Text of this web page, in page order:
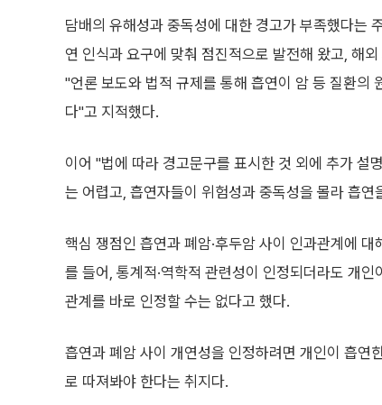
담배의 유해성과 중독성에 대한 경고가 부족했다는
연 인식과 요구에 맞춰 점진적으로 발전해 왔고, 해
"언론 보도와 법적 규제를 통해 흡연이 암 등 질환의
다"고 지적했다.
이어 "법에 따라 경고문구를 표시한 것 외에 추가 설
는 어렵고, 흡연자들이 위험성과 중독성을 몰라 흡
핵심 쟁점인 흡연과 폐암·후두암 사이 인과관계에
를 들어, 통계적·역학적 관련성이 인정되더라도 개
관계를 바로 인정할 수는 없다고 했다.
흡연과 폐암 사이 개연성을 인정하려면 개인이 흡연
로 따져봐야 한다는 취지다.